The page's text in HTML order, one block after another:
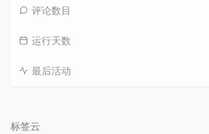
评论数目
运行天数
最后活动
标签云